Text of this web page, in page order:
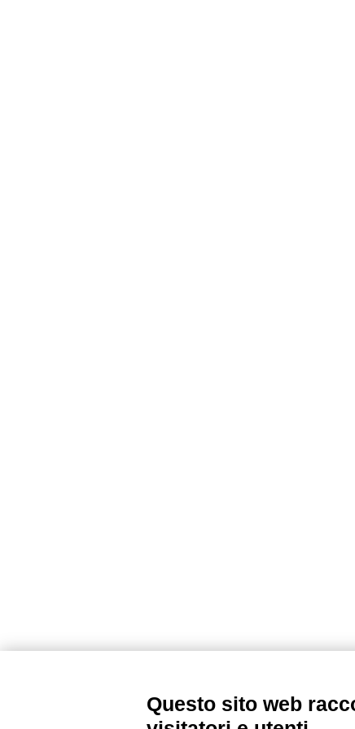
Questo sito web